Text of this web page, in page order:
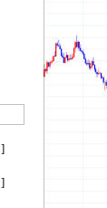
]
]